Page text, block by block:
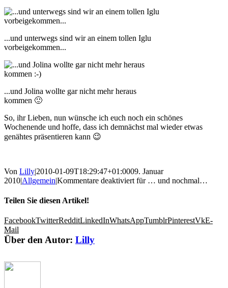
...und unterwegs sind wir an einem tollen Iglu
vorbeigekommen...
...und Jolina wollte gar nicht mehr heraus
kommen 🙂
So, ihr Lieben, nun wünsche ich euch noch ein schönes
Wochenende und hoffe, dass ich demnächst mal wieder etwas
genähtes präsentieren kann 😉
Von Lilly|2010-01-09T18:29:47+01:0009. Januar
2010|Allgemein|Kommentare deaktiviert für … und nochmal…
Teilen Sie diesen Artikel!
FacebookTwitterRedditLinkedInWhatsAppTumblrPinterestVkE-
Mail
Über den Autor: Lilly